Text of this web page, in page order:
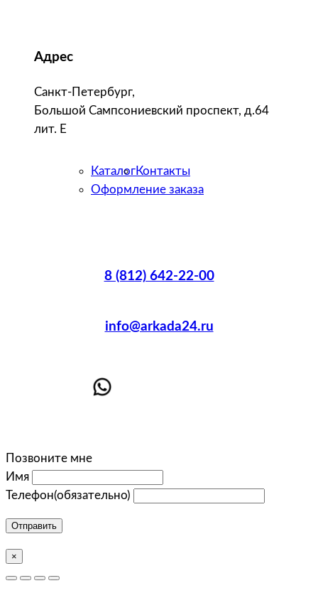
Адрес
Санкт-Петербург,
Большой Сампсониевский проспект, д.64
лит. Е
КаталогКонтакты
Оформление заказа
8 (812) 642-22-00
info@arkada24.ru
Позвоните мне
Имя
Телефон(обязательно)
Отправить
×